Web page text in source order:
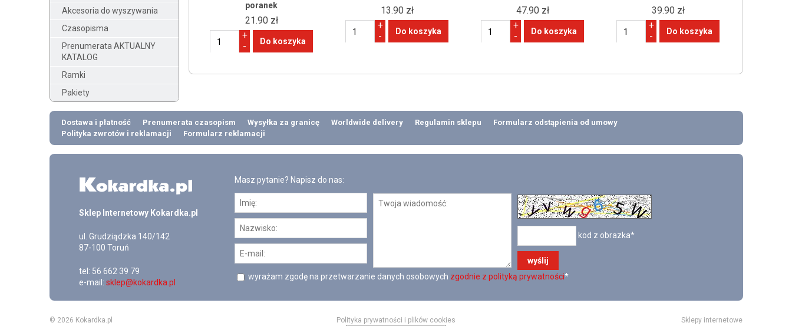
Akcesoria do wyszywania
Czasopisma
Prenumerata AKTUALNY
KATALOG
Ramki
Pakiety
poranek
21.90 zł
+
-
13.90 zł
+
-
47.90 zł
+
-
39.90 zł
+
-
Dostawa i płatność Prenumerata czasopism Wysyłka za granicę Worldwide delivery Regulamin sklepu
Formularz odstąpienia od umowy
Polityka zwrotów i reklamacji
Formularz reklamacji
Sklep Internetowy Kokardka.pl
ul. Grudziądzka 140/142
87-100 Toruń
tel: 56 662 39 79
e-mail: sklep@kokardka.pl
Masz pytanie? Napisz do nas:
kod z obrazka*
wyrażam zgodę na przetwarzanie danych osobowych zgodnie z polityką prywatności*
© 2026 Kokardka.pl Polityka prywatności i plików cookies Sklepy internetowe